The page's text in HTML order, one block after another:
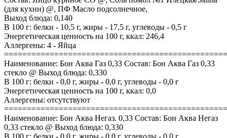
(для кухни) @, ПФ Масло подсолнечное,
Выход блюда: 0,140
В 100 г: белки - 10,5 г, жиры - 17,5 г, углеводы - 0,5 г
Энергетическая ценность на 100 г, ккал: 246,4
Аллергены: 4 - Яйца
Наименование: Бон Аква Газ 0,33 Состав: Бон Аква Газ 0,33
стекло @ Выход блюда: 0,330
В 100 г: белки - 0,0 г, жиры - 0,0 г, углеводы - 0,0 г
Энергетическая ценность на 100 г, ккал: 0,0
Аллергены: отсутствуют
Наименование: Бон Аква Негаз. 0,33 Состав: Бон Аква Негаз
0,33 стекло @ Выход блюда: 0,330
В 100 г: белки - 0,0 г, жиры - 0,0 г, углеводы - 0,0 г